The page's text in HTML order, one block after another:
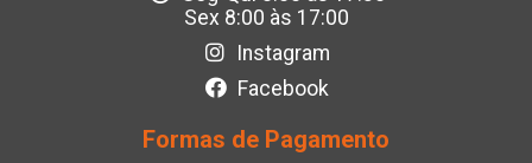
Sex 8:00 às 17:00
Instagram
Facebook
Formas de Pagamento